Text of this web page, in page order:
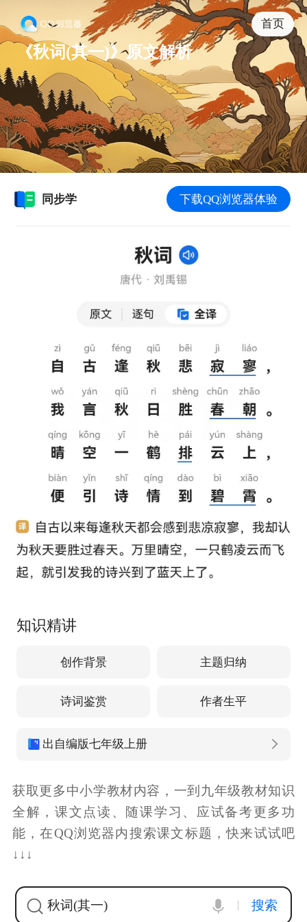
《秋词(其一)》原文解析
首页
同步学 下载QQ浏览器体验
知识精讲
创作背景 主题归纳
诗词鉴赏 作者生平
出自编版七年级上册
获取更多中小学教材内容，一到九年级教材知识
全解，课文点读、随课学习、应试备考更多功
能，在QQ浏览器内搜索课文标题，快来试试吧
↓↓↓
秋词(其一) 搜索